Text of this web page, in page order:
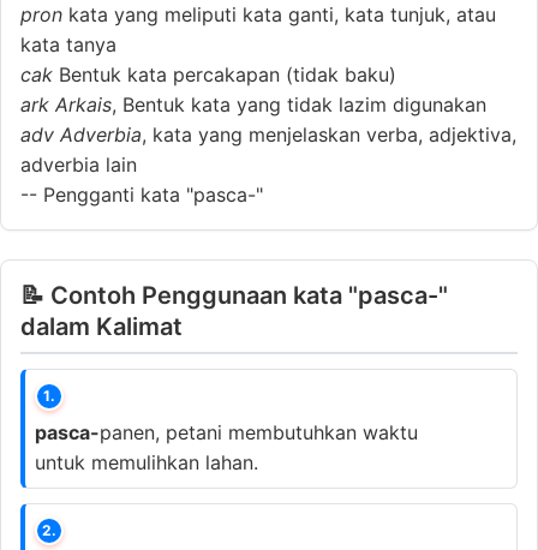
pron kata yang meliputi kata ganti, kata tunjuk, atau
kata tanya
cak Bentuk kata percakapan (tidak baku)
ark Arkais, Bentuk kata yang tidak lazim digunakan
adv Adverbia, kata yang menjelaskan verba, adjektiva,
adverbia lain
-- Pengganti kata "pasca-"
📝 Contoh Penggunaan kata "pasca-"
dalam Kalimat
1.
pasca-panen, petani membutuhkan waktu
untuk memulihkan lahan.
2.